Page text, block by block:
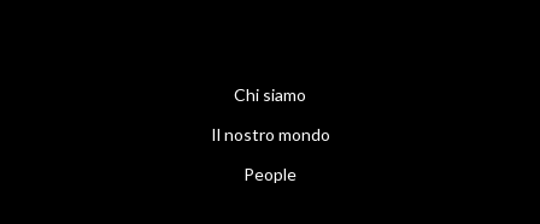
Chi siamo
Il nostro mondo
People